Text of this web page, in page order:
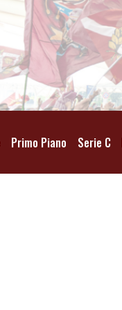
Primo Piano Serie C